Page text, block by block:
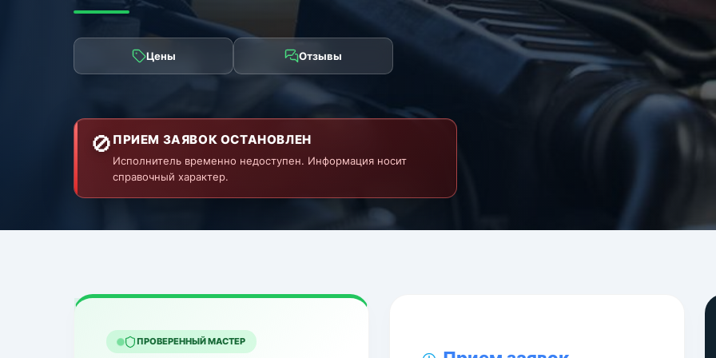
Цены Отзывы
🚫 ПРИЕМ ЗАЯВОК ОСТАНОВЛЕН
Исполнитель временно недоступен. Информация носит
справочный характер.
ПРОВЕРЕННЫЙ МАСТЕР